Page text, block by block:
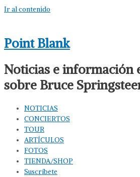
Ir al contenido
Point Blank
Noticias e información
sobre Bruce
NOTICIAS
CONCIERTOS
TOUR
ARTÍCULOS
FOTOS
TIENDA/SHOP
Suscríbete